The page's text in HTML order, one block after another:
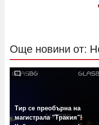
Още новини от:
Тир се преобърна на
магистрала "Тракия"!